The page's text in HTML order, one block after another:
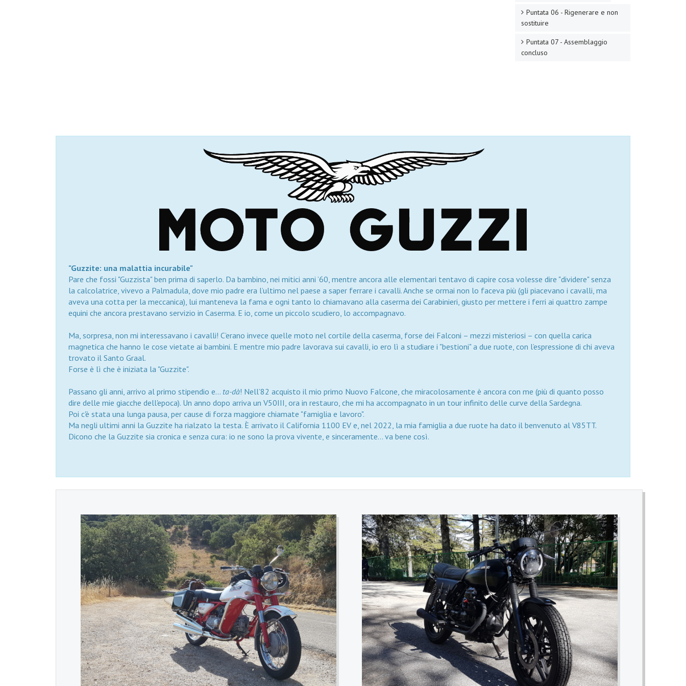
Puntata 06 - Rigenerare e non
sostituire
Puntata 07 - Assemblaggio
concluso
"Guzzite: una malattia incurabile"
Pare che fossi "Guzzista" ben prima di saperlo. Da bambino, nei mitici anni ’60, mentre ancora alle elementari tentavo di capire cosa volesse dire "dividere" senza
la calcolatrice, vivevo a Palmadula, dove mio padre era l’ultimo nel paese a saper ferrare i cavalli. Anche se ormai non lo faceva più (gli piacevano i cavalli, ma
aveva una cotta per la meccanica), lui manteneva la fama e ogni tanto lo chiamavano alla caserma dei Carabinieri, giusto per mettere i ferri ai quattro zampe
equini che ancora prestavano servizio in Caserma. E io, come un piccolo scudiero, lo accompagnavo.
Ma, sorpresa, non mi interessavano i cavalli! C’erano invece quelle moto nel cortile della caserma, forse dei Falconi – mezzi misteriosi – con quella carica
magnetica che hanno le cose vietate ai bambini. E mentre mio padre lavorava sui cavalli, io ero lì a studiare i "bestioni" a due ruote, con l’espressione di chi aveva
trovato il Santo Graal.
Forse è lì che è iniziata la "Guzzite".
Passano gli anni, arrivo al primo stipendio e... ta-dà! Nell’82 acquisto il mio primo Nuovo Falcone, che miracolosamente è ancora con me (più di quanto posso
dire delle mie giacche dell'epoca). Un anno dopo arriva un V50III, ora in restauro, che mi ha accompagnato in un tour infinito delle curve della Sardegna.
Poi c'è stata una lunga pausa, per cause di forza maggiore chiamate "famiglia e lavoro".
Ma negli ultimi anni la Guzzite ha rialzato la testa. È arrivato il California 1100 EV e, nel 2022, la mia famiglia a due ruote ha dato il benvenuto al V85TT.
Dicono che la Guzzite sia cronica e senza cura: io ne sono la prova vivente, e sinceramente... va bene così.